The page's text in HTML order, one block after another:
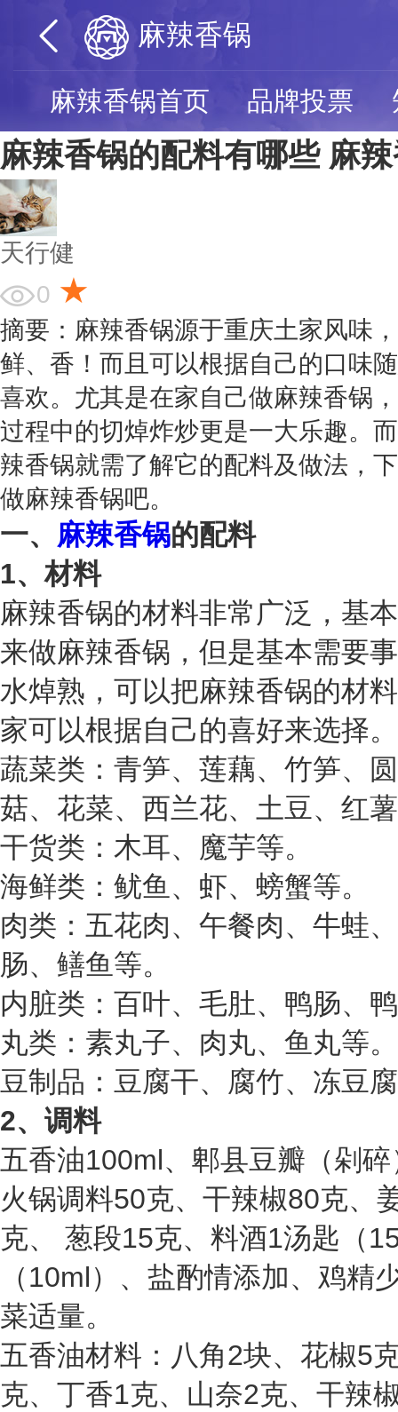
麻辣香锅
麻辣香锅首页 品牌投票
麻辣香锅的配料有哪些 麻
天行健
0 ★
摘要：麻辣香锅源于重庆土家风味
鲜、香！而且可以根据自己的口味
喜欢。尤其是在家自己做麻辣香锅
过程中的切焯炸炒更是一大乐趣。
辣香锅就需了解它的配料及做法，
做麻辣香锅吧。
一、 麻辣香锅的配料
1、材料
麻辣香锅的材料非常广泛，基
来做麻辣香锅，但是基本需要
水焯熟，可以把麻辣香锅的材
家可以根据自己的喜好来选择。
蔬菜类：青笋、莲藕、竹笋、
菇、花菜、西兰花、土豆、红
干货类：木耳、魔芋等。
海鲜类：鱿鱼、虾、螃蟹等。
肉类：五花肉、午餐肉、牛蛙
肠、鳝鱼等。
内脏类：百叶、毛肚、鸭肠、
丸类：素丸子、肉丸、鱼丸等。
豆制品：豆腐干、腐竹、冻豆
2、调料
五香油100ml、郫县豆瓣（剁
火锅调料50克、干辣椒80克、
克、 葱段15克、料酒1汤匙（
（10ml）、盐酌情添加、鸡精
菜适量。
五香油材料：八角2块、花椒5
克、丁香1克、山奈2克、干辣